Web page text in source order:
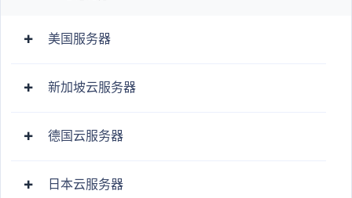
美国服务器
新加坡云服务器
德国云服务器
日本云服务器